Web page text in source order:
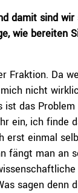
damit sind wir
wie bereiten
Fraktion. Da
nicht
ist das
ein, ich finde
erst einmal
fängt man an
sagen denn